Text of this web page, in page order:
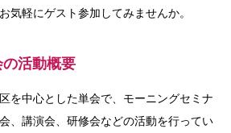
気軽にゲスト参加してみませんか。
活動概要
を中心とした単会で、モーニングセミナ
、講演会、研修会などの活動を行ってい